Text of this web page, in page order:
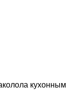
кухонным